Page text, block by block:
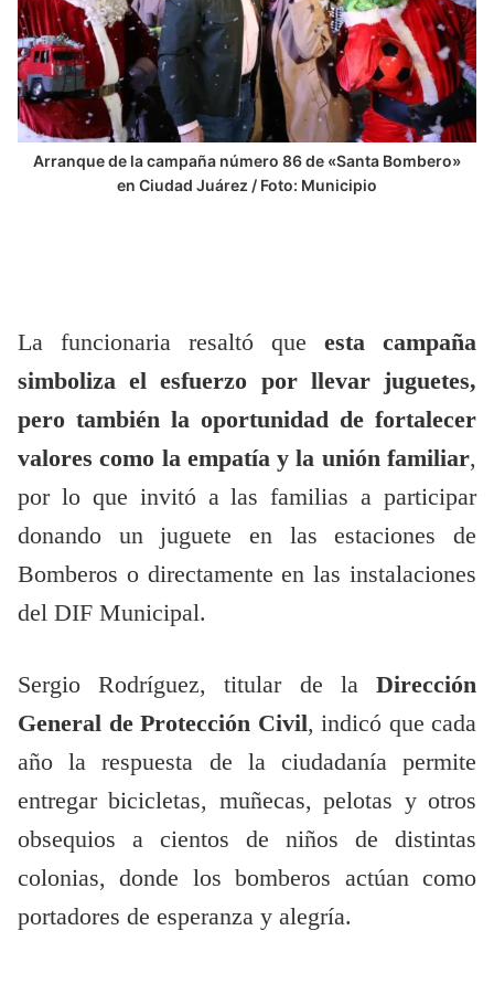
Arranque de la campaña número 86 de «Santa Bombero»
en Ciudad Juárez / Foto: Municipio
La funcionaria resaltó que esta campaña
simboliza el esfuerzo por llevar juguetes,
pero también la oportunidad de fortalecer
valores como la empatía y la unión familiar,
por lo que invitó a las familias a participar
donando un juguete en las estaciones de
Bomberos o directamente en las instalaciones
del DIF Municipal.
Sergio Rodríguez, titular de la Dirección
General de Protección Civil, indicó que cada
año la respuesta de la ciudadanía permite
entregar bicicletas, muñecas, pelotas y otros
obsequios a cientos de niños de distintas
colonias, donde los bomberos actúan como
portadores de esperanza y alegría.